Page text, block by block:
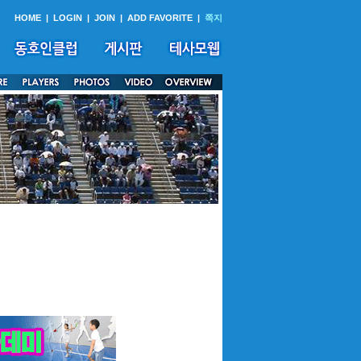
HOME | LOGIN | JOIN | ADD FAVORITE | 쪽지